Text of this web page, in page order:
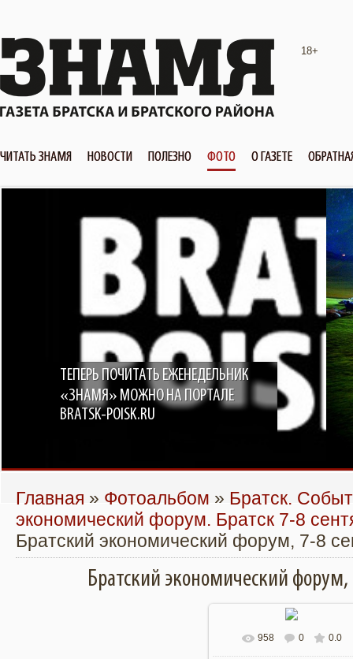
18+
ЧИТАТЬ ЗНАМЯ НОВОСТИ ПОЛЕЗНО ФОТО О ГАЗЕТЕ
ТЕПЕРЬ ПОЧИТАТЬ ЕЖЕНЕДЕЛЬНИК
«ЗНАМЯ» МОЖНО НА ПОРТАЛЕ
BRATSK-POISK.RU
Главная » Фотоальбом » Братск.
экономический форум. Братск 7-8
Братский экономический форум, 7-8
Братский экономический
В реальном размере
958 0 0.0